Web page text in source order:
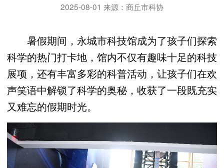
2025-08-01 来源：商丘市科协
暑假期间，永城市科技馆成为了孩子们探索
科学的热门打卡地，馆内不仅有趣味十足的科技
展项，还有丰富多彩的科普活动，让孩子们在欢
声笑语中解锁了科学的奥秘，收获了一段既充实
又难忘的假期时光。